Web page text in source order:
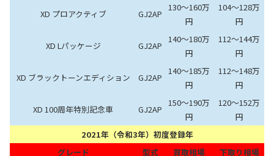
XD プロアクティブ GJ2AP
130～160万
円
104～128万
円
XD Lパッケージ GJ2AP
140～180万
円
112～144万
円
XD ブラックトーンエディション GJ2AP
140～185万
円
112～148万
円
XD 100周年特別記念車 GJ2AP
150～190万
円
120～152万
円
2021年（令和3年）初度登録年
グレード
型式 買取相場 下取り相場